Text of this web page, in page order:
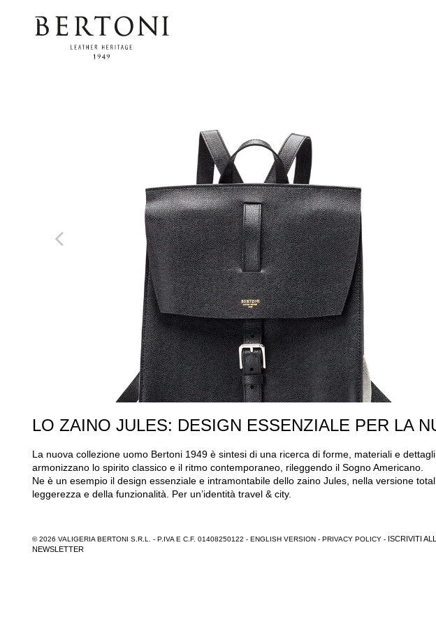
LO ZAINO JULES: DESIGN ESSENZIALE PER LA
La nuova collezione uomo Bertoni 1949 è sintesi di una ricerca di forme, materiali e
armonizzano lo spirito classico e il ritmo contemporaneo, rileggendo il Sogno Americano.
Ne è un esempio il design essenziale e intramontabile dello zaino Jules, nella versione
leggerezza e della funzionalità. Per un’identità travel & city.
© 2026 VALIGERIA BERTONI S.R.L. - P.IVA E C.F. 01408250122 -ENGLISH VERSION -PRIVACY POLICY - ISCRIVITI
NEWSLETTER